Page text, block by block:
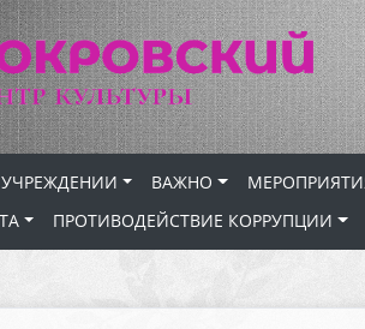
ВАЖНО
ПРОТИВОДЕЙСТВИЕ КОРРУПЦИИ